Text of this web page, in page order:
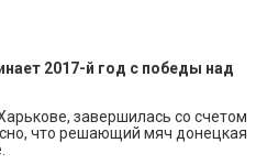
2017-й год с победы над
завершилась со счетом
что решающий мяч донецкая